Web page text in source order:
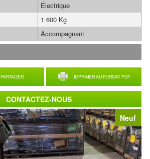
Neuf
PARTAGER IMPRIMER AU FORMAT PDF
Électrique
1 600 Kg
Accompagnant
CONTACTEZ-NOUS